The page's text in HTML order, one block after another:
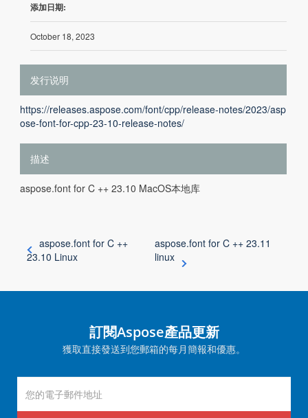
添加日期:
October 18, 2023
发行说明
https://releases.aspose.com/font/cpp/release-notes/2023/asp
ose-font-for-cpp-23-10-release-notes/
描述
aspose.font for C ++ 23.10 MacOS本地库
aspose.font for C ++
23.10 Linux
aspose.font for C ++ 23.11
linux
訂閱Aspose產品更新
獲取直接發送到您郵箱的每月簡報和優惠。